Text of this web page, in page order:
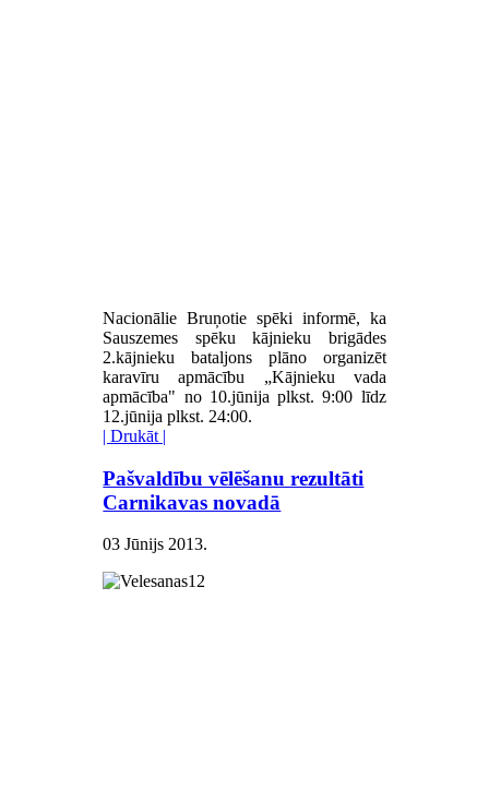
Nacionālie Bruņotie spēki informē, ka
Sauszemes spēku kājnieku brigādes
2.kājnieku bataljons plāno organizēt
karavīru apmācību „Kājnieku vada
apmācība" no 10.jūnija plkst. 9:00 līdz
12.jūnija plkst. 24:00.
| Drukāt |
Pašvaldību vēlēšanu rezultāti
Carnikavas novadā
03 Jūnijs 2013.